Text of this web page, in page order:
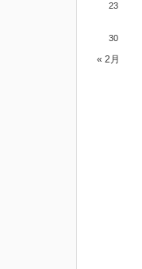
23
30
« 2月